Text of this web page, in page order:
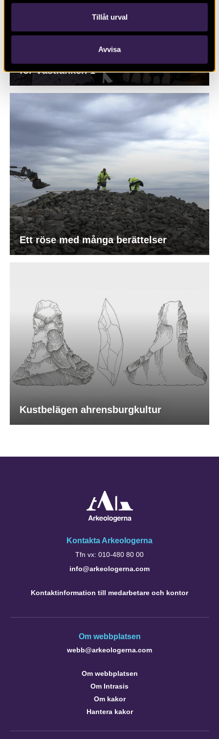
Tillåt urval
Avvisa
för Västlänken 1
Ett röse med många berättelser
Kustbelägen ahrensburgkultur
Kontakta Arkeologerna
Tfn vx: 010-480 80 00
info@arkeologerna.com
Kontaktinformation till medarbetare och kontor
Om webbplatsen
webb@arkeologerna.com
Om webbplatsen
Om Intrasis
Om kakor
Hantera kakor